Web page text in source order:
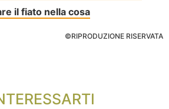
il fiato nella cosa
©RIPRODUZIONE RISERVATA